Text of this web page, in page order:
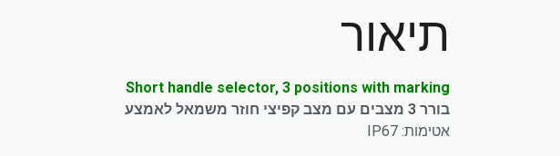
תיאור
Short handle selector, 3 positions with marking
בורר 3 מצבים עם מצב קפיצי חוזר משמאל לאמצע
אטימות: IP67